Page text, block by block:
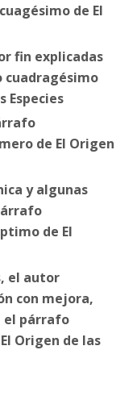
de El
fin explicadas
cuadragésimo
Especies
de El Origen
y algunas
de El
el autor
con mejora,
el párrafo
Origen de las